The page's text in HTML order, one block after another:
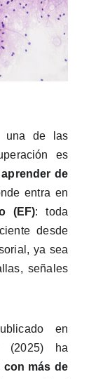
una de las
es
de
entra en
(EF): toda
desde
ya sea
señales
en
(2025) ha
con más de